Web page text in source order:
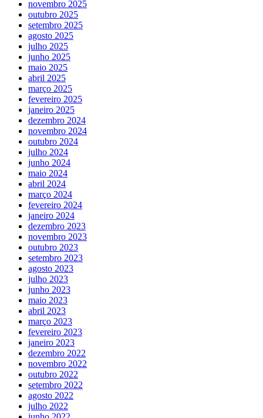
novembro 2025
outubro 2025
setembro 2025
agosto 2025
julho 2025
junho 2025
maio 2025
abril 2025
março 2025
fevereiro 2025
janeiro 2025
dezembro 2024
novembro 2024
outubro 2024
julho 2024
junho 2024
maio 2024
abril 2024
março 2024
fevereiro 2024
janeiro 2024
dezembro 2023
novembro 2023
outubro 2023
setembro 2023
agosto 2023
julho 2023
junho 2023
maio 2023
abril 2023
março 2023
fevereiro 2023
janeiro 2023
dezembro 2022
novembro 2022
outubro 2022
setembro 2022
agosto 2022
julho 2022